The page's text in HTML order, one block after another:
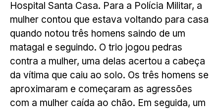
Hospital Santa Casa. Para a Polícia Militar, a
mulher contou que estava voltando para casa
quando notou três homens saindo de um
matagal e seguindo. O trio jogou pedras
contra a mulher, uma delas acertou a cabeça
da vítima que caiu ao solo. Os três homens se
aproximaram e começaram as agressões
com a mulher caída ao chão. Em seguida, um